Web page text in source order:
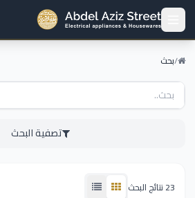
/بحث
تصفية البحث
23 نتائج البحث